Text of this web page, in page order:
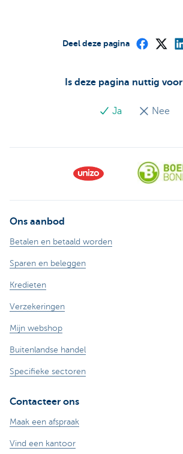
Is deze pagina nuttig
Ja Nee
Deel deze pagina
Ons aanbod
Betalen en betaald worden
Sparen en beleggen
Kredieten
Verzekeringen
Mijn webshop
Buitenlandse handel
Specifieke sectoren
Contacteer ons
Maak een afspraak
Vind een kantoor